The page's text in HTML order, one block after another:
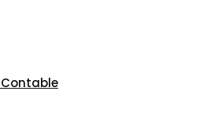
Contable